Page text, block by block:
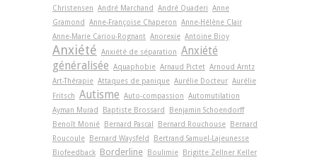
Christensen André Marchand André Quaderi Anne
Gramond
Anne-Françoise Chaperon Anne-Hélène Clair
Anne-Marie Cariou-Rognant Anorexie Antoine Bioy
Anxiété Anxiété de séparation Anxiété
généralisée Aquaphobie Arnaud Pictet Arnoud Arntz
Art-Thérapie Attaques de panique Aurélie Docteur Aurélie
Fritsch Autisme Auto-compassion Automutilation
Ayman Murad
Baptiste Brossard
Benjamin Schoendorff
Benoît Monié
Bernard Pascal Bernard Rouchouse
Bernard
Roucoule
Bernard Waysfeld
Bertrand Samuel-Lajeunesse
Biofeedback Borderline Boulimie
Brigitte Zellner Keller